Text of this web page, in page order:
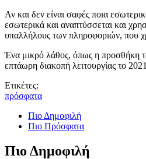
Αν και δεν είναι σαφές ποια
εσωτερικά και αναπτύσσεται και
υπαλλήλους των πληροφοριών, που
Ένα μικρό λάθος, όπως η προσθήκη
επτάωρη διακοπή λειτουργίας το
Ετικέτες:
πρόσφατα
Πιο Δημοφιλή
Πιο Πρόσφατα
Πιο Δημοφιλή